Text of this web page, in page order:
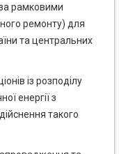
рамковими
ремонту) для
та центральних
із розподілу
енергії з
такого